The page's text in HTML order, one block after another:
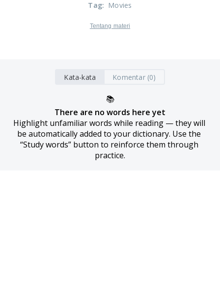
Tag: Movies
Tentang materi
Kata-kata Komentar (0)
📚
There are no words here yet
Highlight unfamiliar words while reading — they will
be automatically added to your dictionary. Use the
“Study words” button to reinforce them through
practice.